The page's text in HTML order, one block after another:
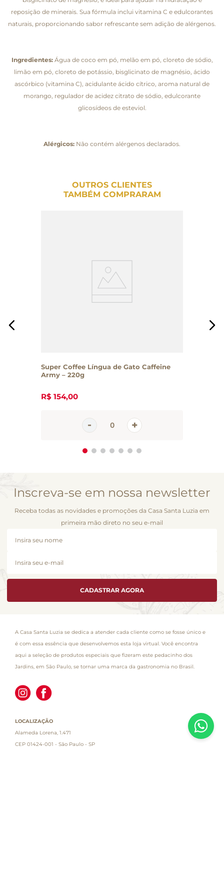
reposição de minerais. Sua fórmula inclui vitamina C e edulcorantes
naturais, proporcionando sabor refrescante sem adição de alérgenos.
Ingredientes:Água de coco em pó, melão em pó, cloreto de sódio,
limão em pó, cloreto de potássio, bisglicinato de magnésio, ácido
ascórbico (vitamina C), acidulante ácido cítrico, aroma natural de
morango, regulador de acidez citrato de sódio, edulcorante
glicosídeos de esteviol.
Alérgicos: Não contém alérgenos declarados.
OUTROS CLIENTES
TAMBÉM COMPRARAM
Super Coffee Língua de Gato Caffeine
Army – 220g
R$ 154,00
Inscreva-se em nossa newsletter
Receba todas as novidades e promoções da Casa Santa Luzia em
primeira mão direto no seu e-mail
CADASTRAR AGORA
A Casa Santa Luzia se dedica a atender cada cliente como se fosse único e
é com essa essência que desenvolvemos esta loja virtual. Você encontra
aqui a seleção de produtos especiais que fizeram este pedacinho dos
Jardins, em São Paulo, se tornar uma marca da gastronomia no Brasil.
LOCALIZAÇÃO
Alameda Lorena, 1.471
CEP 01424-001 - São Paulo - SP